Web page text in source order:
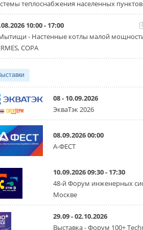
Президент Омского землячества
Москве Михаил Тимошенко
Омск с трёхдневным рабочим
флагманский чиллер
работающую на хладагенте
Mitsubishi расширяет
направление систем
Mitsubishi Electric создаёт в США
компанию MEHITS US Inc. ...
США запретили
иностранных инверторов
28 июля 2026 года Федеральная
комиссия по связи США (FCC)
свой специальный перечень
31 ИЮЛЯ 2026
теплоснабжения населенных пунктов
10:00 - 17:00
- Настенные котлы малой
COPA
08 - 10.09.2026
ЭкваТэк 2026
08.09.2026 00:00
А-ФЕСТ
10.09.2026 09:30 - 17:30
48-й Форум инженерных
Москве
29.09 - 02.10.2026
Выставка - Форум 100+